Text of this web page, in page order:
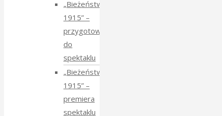
„Bieżeństwo
1915” –
przygotowania
do
spektaklu
„Bieżeństwo
1915” –
premiera
spektaklu